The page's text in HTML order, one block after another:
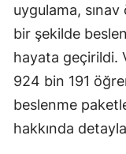
uygulama,
bir şekilde
hayata geçirildi.
924 bin 191
beslenme
hakkında